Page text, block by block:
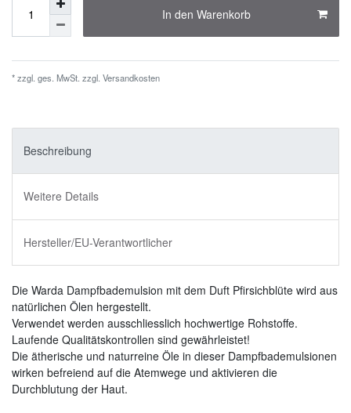
In den Warenkorb
* zzgl. ges. MwSt. zzgl. Versandkosten
Beschreibung
Weitere Details
Hersteller/EU-Verantwortlicher
Die Warda Dampfbademulsion mit dem Duft Pfirsichblüte wird aus
natürlichen Ölen hergestellt.
Verwendet werden ausschliesslich hochwertige Rohstoffe.
Laufende Qualitätskontrollen sind gewährleistet!
Die ätherische und naturreine Öle in dieser Dampfbademulsionen
wirken befreiend auf die Atemwege und aktivieren die
Durchblutung der Haut.